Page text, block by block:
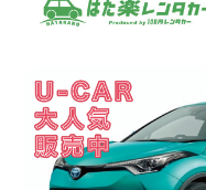
三河安
体調崩